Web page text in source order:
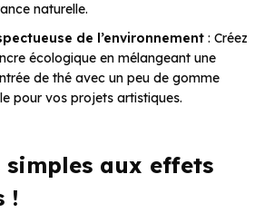
naturelle.
de l’environnement : Créez
écologique en mélangeant une
de thé avec un peu de gomme
pour vos projets artistiques.
simples aux effets
!